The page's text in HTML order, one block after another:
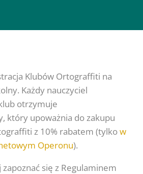
Klubów Ortograffiti na
Każdy nauczyciel
otrzymuje
który upoważnia do zakupu
z 10% rabatem (tylkow
Operonu).
się z Regulaminem